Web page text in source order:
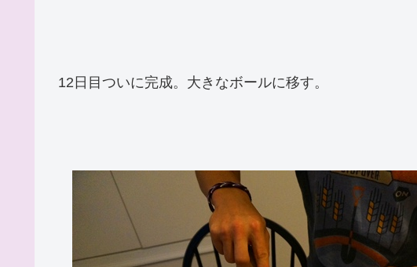
12日目ついに完成。大きなボールに移す。